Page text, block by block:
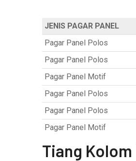
JENIS PAGAR PANEL
Pagar Panel Polos
Pagar Panel Polos
Pagar Panel Motif
Pagar Panel Polos
Pagar Panel Polos
Pagar Panel Motif
Tiang